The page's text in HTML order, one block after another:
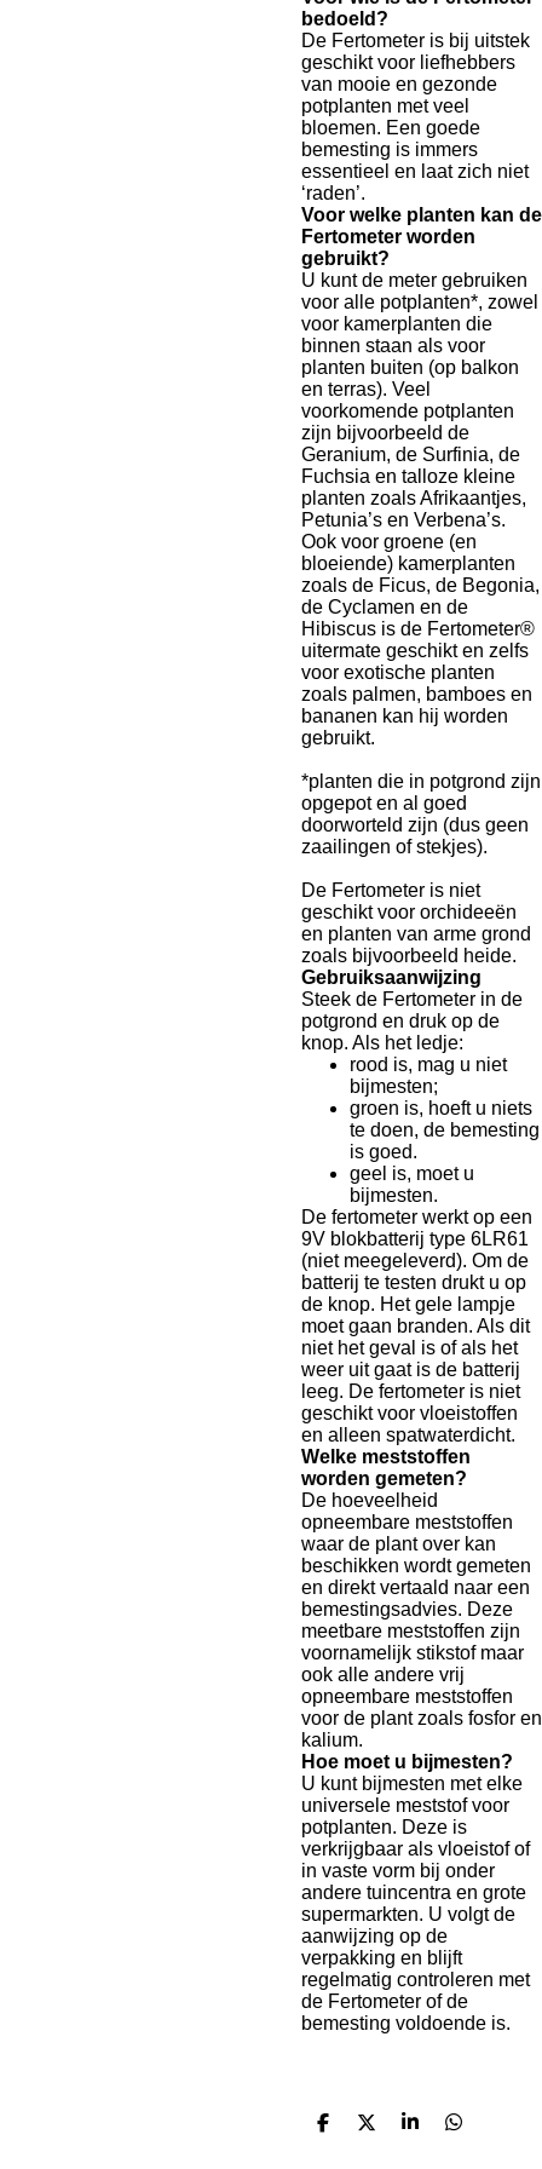
bedoeld?
De Fertometer is bij uitstek
geschikt voor liefhebbers
van mooie en gezonde
potplanten met veel
bloemen. Een goede
bemesting is immers
essentieel en laat zich niet
‘raden’.
Voor welke planten kan de
Fertometer worden
gebruikt?
U kunt de meter gebruiken
voor alle potplanten*, zowel
voor kamerplanten die
binnen staan als voor
planten buiten (op balkon
en terras). Veel
voorkomende potplanten
zijn bijvoorbeeld de
Geranium, de Surfinia, de
Fuchsia en talloze kleine
planten zoals Afrikaantjes,
Petunia’s en Verbena’s.
Ook voor groene (en
bloeiende) kamerplanten
zoals de Ficus, de Begonia,
de Cyclamen en de
Hibiscus is de Fertometer®
uitermate geschikt en zelfs
voor exotische planten
zoals palmen, bamboes en
bananen kan hij worden
gebruikt.
*planten die in potgrond zijn
opgepot en al goed
doorworteld zijn (dus geen
zaailingen of stekjes).
De Fertometer is niet
geschikt voor orchideeën
en planten van arme grond
zoals bijvoorbeeld heide.
Gebruiksaanwijzing
Steek de Fertometer in de
potgrond en druk op de
knop. Als het ledje:
rood is, mag u niet
bijmesten;
groen is, hoeft u niets
te doen, de bemesting
is goed.
geel is, moet u
bijmesten.
De fertometer werkt op een
9V blokbatterij type 6LR61
(niet meegeleverd). Om de
batterij te testen drukt u op
de knop. Het gele lampje
moet gaan branden. Als dit
niet het geval is of als het
weer uit gaat is de batterij
leeg. De fertometer is niet
geschikt voor vloeistoffen
en alleen spatwaterdicht.
Welke meststoffen
worden gemeten?
De hoeveelheid
opneembare meststoffen
waar de plant over kan
beschikken wordt gemeten
en direkt vertaald naar een
bemestingsadvies. Deze
meetbare meststoffen zijn
voornamelijk stikstof maar
ook alle andere vrij
opneembare meststoffen
voor de plant zoals fosfor en
kalium.
Hoe moet u bijmesten?
U kunt bijmesten met elke
universele meststof voor
potplanten. Deze is
verkrijgbaar als vloeistof of
in vaste vorm bij onder
andere tuincentra en grote
supermarkten. U volgt de
aanwijzing op de
verpakking en blijft
regelmatig controleren met
de Fertometer of de
bemesting voldoende is.
T
T
T
T